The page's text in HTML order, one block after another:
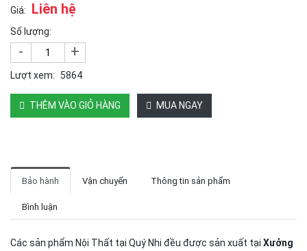
Giá: Liên hệ
Số lượng:
- +
Lượt xem: 5864
THÊM VÀO GIỎ HÀNG MUA NGAY
Bảo hành Vận chuyển Thông tin sản phẩm
Bình luận
Các sản phẩm Nội Thất tại Quý Nhi đều được sản xuất tại Xưởng